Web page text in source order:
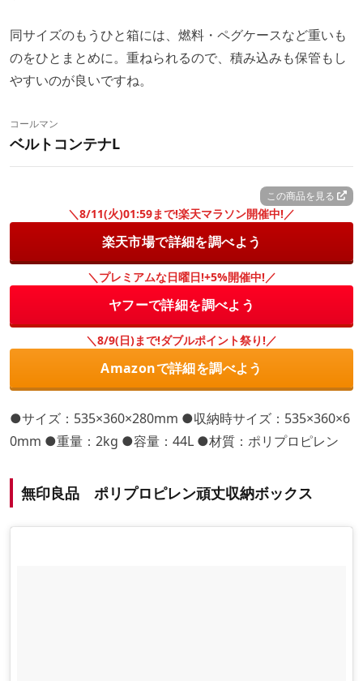
同サイズのもうひと箱には、燃料・ペグケースなど重いも
のをひとまとめに。重ねられるので、積み込みも保管もし
やすいのが良いですね。
コールマン
ベルトコンテナL
この商品を見る
＼8/11(火)01:59まで!楽天マラソン開催中!／
楽天市場で詳細を調べよう
＼プレミアムな日曜日!+5%開催中!／
ヤフーで詳細を調べよう
＼8/9(日)まで!ダブルポイント祭り!／
Amazonで詳細を調べよう
●サイズ：535×360×280mm ●収納時サイズ：535×360×6
0mm ●重量：2kg ●容量：44L ●材質：ポリプロピレン
無印良品 ポリプロピレン頑丈収納ボックス